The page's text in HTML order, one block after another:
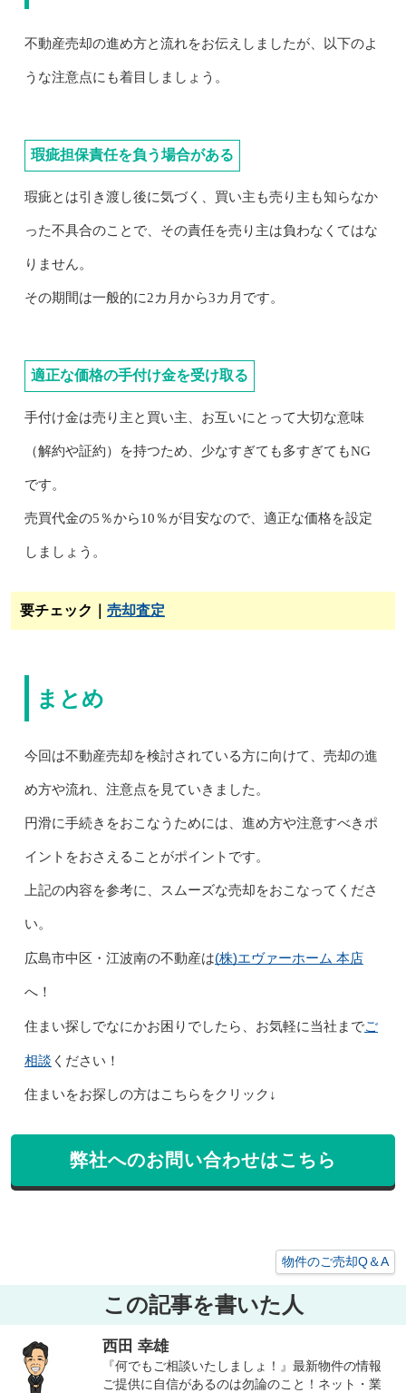
不動産売却の進め方と流れをお伝えしましたが、以下のよ
うな注意点にも着目しましょう。
瑕疵担保責任を負う場合がある
瑕疵とは引き渡し後に気づく、買い主も売り主も知らなか
った不具合のことで、その責任を売り主は負わなくてはな
りません。
その期間は一般的に2カ月から3カ月です。
適正な価格の手付け金を受け取る
手付け金は売り主と買い主、お互いにとって大切な意味
（解約や証約）を持つため、少なすぎても多すぎてもNG
です。
売買代金の5％から10％が目安なので、適正な価格を設定
しましょう。
要チェック｜ 売却査定
まとめ
今回は不動産売却を検討されている方に向けて、売却の進
め方や流れ、注意点を見ていきました。
円滑に手続きをおこなうためには、進め方や注意すべきポ
イントをおさえることがポイントです。
上記の内容を参考に、スムーズな売却をおこなってくださ
い。
広島市中区・江波南の不動産は(株)エヴァーホーム 本店
へ！
住まい探しでなにかお困りでしたら、お気軽に当社までご
相談 ください！
住まいをお探しの方はこちらをクリック↓
弊社へのお問い合わせはこちら
物件のご売却Q＆A
この記事を書いた人
西田 幸雄
『何でもご相談いたしましょ！』最新物件の情報
ご提供に自信があるのは勿論のこと！ネット・業